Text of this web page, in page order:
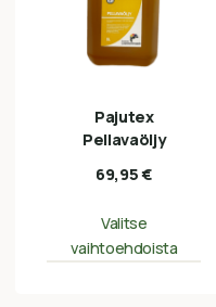
Pajutex
Pellavaöljy
69,95€
Valitse
vaihtoehdoista